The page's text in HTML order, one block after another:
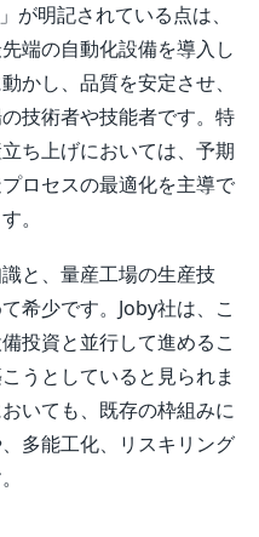
明記されている点は、
端の自動化設備を導入し
かし、品質を安定させ、
技術者や技能者です。特
ち上げにおいては、予期
ロセスの最適化を主導で
。
と、量産工場の生産技
希少です。Joby社は、こ
投資と並行して進めるこ
うとしていると見られま
いても、既存の枠組みに
多能工化、リスキリング